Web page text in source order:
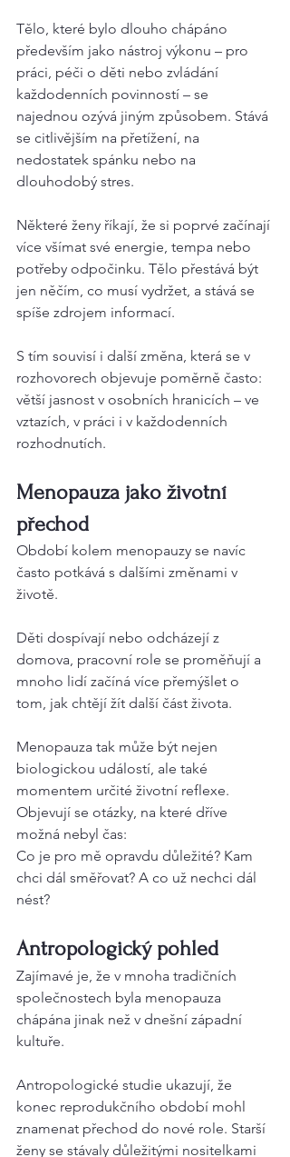
Tělo, které bylo dlouho chápáno
především jako nástroj výkonu – pro
práci, péči o děti nebo zvládání
každodenních povinností – se
najednou ozývá jiným způsobem. Stává
se citlivějším na přetížení, na
nedostatek spánku nebo na
dlouhodobý stres.
Některé ženy říkají, že si poprvé začínají
více všímat své energie, tempa nebo
potřeby odpočinku. Tělo přestává být
jen něčím, co musí vydržet, a stává se
spíše zdrojem informací.
S tím souvisí i další změna, která se v
rozhovorech objevuje poměrně často:
větší jasnost v osobních hranicích – ve
vztazích, v práci i v každodenních
rozhodnutích.
Menopauza jako životní
přechod
Období kolem menopauzy se navíc
často potkává s dalšími změnami v
životě.
Děti dospívají nebo odcházejí z
domova, pracovní role se proměňují a
mnoho lidí začíná více přemýšlet o
tom, jak chtějí žít další část života.
Menopauza tak může být nejen
biologickou událostí, ale také
momentem určité životní reflexe.
Objevují se otázky, na které dříve
možná nebyl čas:
Co je pro mě opravdu důležité? Kam
chci dál směřovat? A co už nechci dál
nést?
Antropologický pohled
Zajímavé je, že v mnoha tradičních
společnostech byla menopauza
chápána jinak než v dnešní západní
kultuře.
Antropologické studie ukazují, že
konec reprodukčního období mohl
znamenat přechod do nové role. Starší
ženy se stávaly důležitými nositelkami